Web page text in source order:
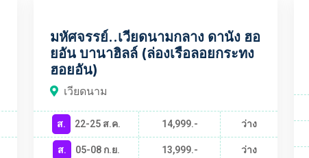
มหัศจรรย์..เวียดนามกลาง ดานัง ฮอ
ยอัน บานาฮิลล์ (ล่องเรือลอยกระทง
ฮอยอัน)
เวียดนาม
ส. 22-25 ส.ค. 14,999.-
ว่าง
ส.
05-08 ก.ย. 13,999.-
ว่าง